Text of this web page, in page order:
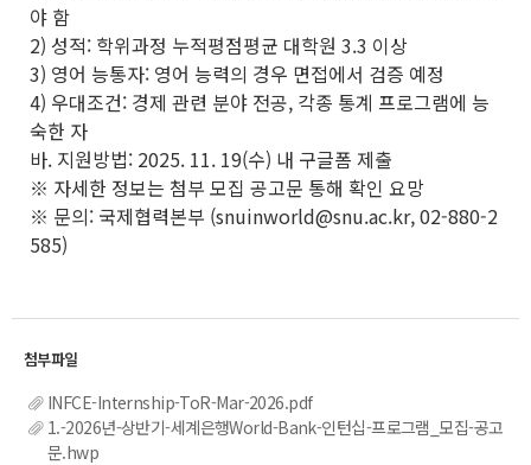
야 함
2) 성적: 학위과정 누적평점평균 대학원 3.3 이상
3) 영어 능통자: 영어 능력의 경우 면접에서 검증 예정
4) 우대조건: 경제 관련 분야 전공, 각종 통계 프로그램에 능
숙한 자
바. 지원방법: 2025. 11. 19(수) 내 구글폼 제출
※ 자세한 정보는 첨부 모집 공고문 통해 확인 요망
※ 문의: 국제협력본부 (snuinworld@snu.ac.kr, 02-880-2
585)
INFCE-Internship-ToR-Mar-2026.pdf
1.-2026년-상반기-세계은행World-Bank-인턴십-프로그램_모집-공고
문.hwp